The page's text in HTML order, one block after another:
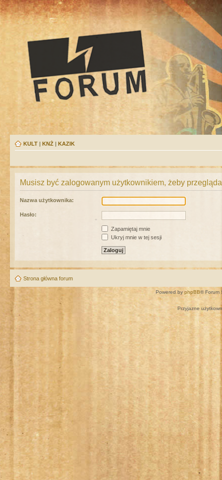
KULT | KNŻ | KAZIK
Musisz być zalogowanym użytkownikiem, żeby
Nazwa użytkownika:
Hasło:
Zapamiętaj mnie
Ukryj mnie w tej sesji
Strona główna forum
Powered by phpBB® Forum
Przyjazne